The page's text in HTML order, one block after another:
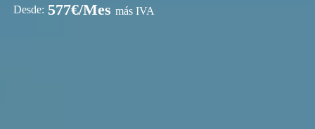
Desde: 577€/Mes más IVA